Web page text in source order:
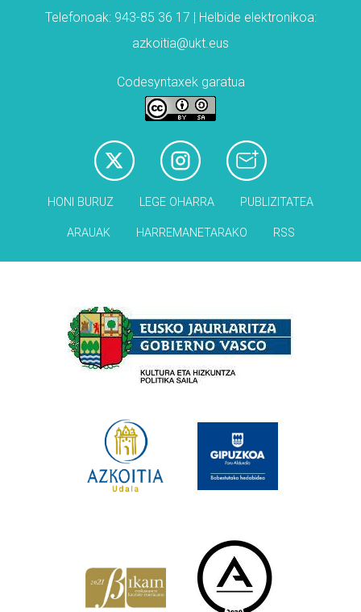
Telefonoak: 943-85 36 17 | Helbide elektronikoa:
azkoitia@ukt.eus
Codesyntaxek garatua
HONI BURUZ LEGE OHARRA PUBLIZITATEA
ARAUAK HARREMANETARAKO RSS